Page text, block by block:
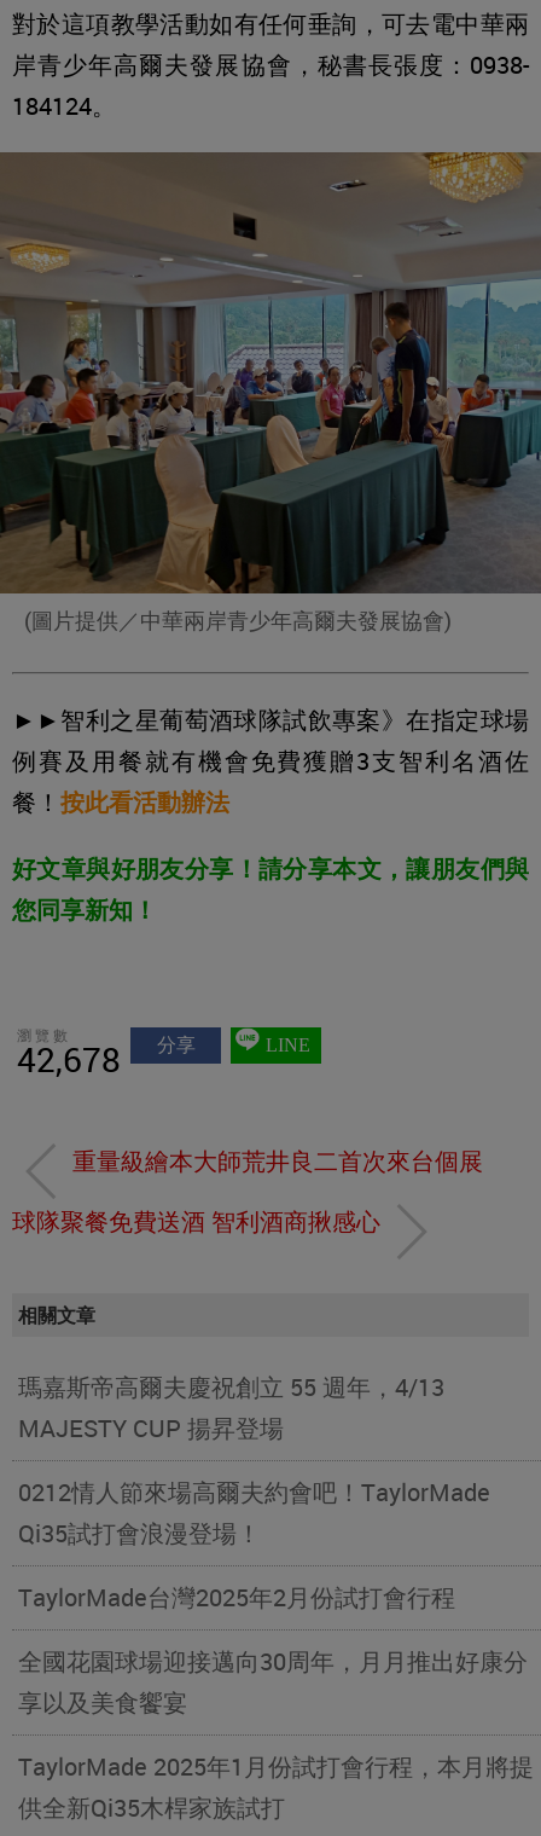
對於這項教學活動如有任何垂詢，可去電中華兩
岸青少年高爾夫發展協會，秘書長張度：0938-
184124。
(圖片提供／中華兩岸青少年高爾夫發展協會)
►►智利之星葡萄酒球隊試飲專案》在指定球場
例賽及用餐就有機會免費獲贈3支智利名酒佐
餐！ 按此看活動辦法
好文章與好朋友分享！請分享本文，讓朋友們與
您同享新知！
瀏覽數
42,678 分享 LINE
重量級繪本大師荒井良二首次來台個展
球隊聚餐免費送酒 智利酒商揪感心
相關文章
瑪嘉斯帝高爾夫慶祝創立 55 週年，4/13
MAJESTY CUP 揚昇登場
0212情人節來場高爾夫約會吧！TaylorMade
Qi35試打會浪漫登場！
TaylorMade台灣2025年2月份試打會行程
全國花園球場迎接邁向30周年，月月推出好康分
享以及美食饗宴
TaylorMade 2025年1月份試打會行程，本月將提
供全新Qi35木桿家族試打